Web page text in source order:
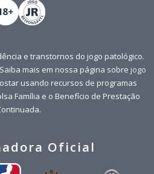
e transtornos do jogo patológico.
mais em nossa página sobre jogo
usando recursos de programas
Família e o Benefício de Prestação
Oficial